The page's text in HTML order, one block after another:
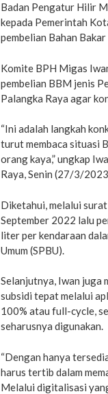
Badan Pengatur Hilir
kepada Pemerintah
pembelian Bahan
Komite BPH Migas
pembelian BBM jenis
Palangka Raya agar
“Ini adalah langkah
turut membaca situasi
orang kaya,” ungkap
Raya, Senin (27/3/
Diketahui, melalui
September 2022 lalu
liter per kendaraan
Umum (SPBU).
Selanjutnya, Iwan juga
subsidi tepat melalui
100% atau full-cycle,
seharusnya digunakan.
“Dengan hanya
harus tertib dalam
Melalui digitalisasi